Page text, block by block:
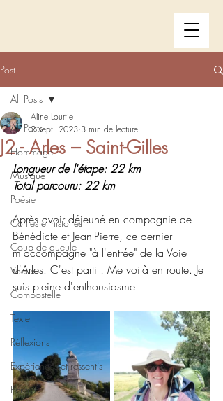
Post
All Posts
Hommage
Musique
Poésie
Contes et histoires
Coup de gueule
Voeux
Compostelle
Texte
Réflexions
Expériences et ressentis
Ecriture
All Posts
J2 - Arles – Saint-Gilles
Aline Lourtie
2 sept. 2023 3 min de lecture
Longueur de l'étape: 22 km
Total parcouru: 22 km
Après avoir déjeuné en compagnie de
Bénédicte et Jean-Pierre, ce dernier
m'accompagne "à l'entrée" de la Voie
d'Arles. C'est parti ! Me voilà en route. Je
suis pleine d'enthousiasme.